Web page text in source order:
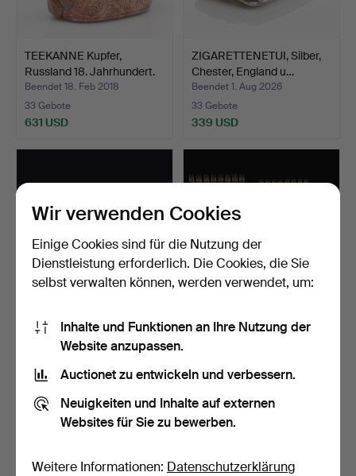
TEEKANNE Kupfer,
Russland 18. Jahrhundert.
Beendet 18. Feb 2018
33 Gebote
631 USD
ZIGARETTENETUI, Silber,
Chester, England u…
Beendet 1. Aug 2026
33 Gebote
339 USD
NEU SILBERBESTECK, 44-
tlg., Ingrid, GAB.
Beendet 21. Jan 2018
32 Gebote
BESTECK, "Nobel", Gunnar
32 Gebote
Wir verwenden Cookies
Einige Cookies sind für die Nutzung der
Dienstleistung erforderlich. Die Cookies, die Sie
selbst verwalten können, werden verwendet, um:
Inhalte und Funktionen an Ihre Nutzung der
Website anzupassen.
Auctionet zu entwickeln und verbessern.
Neuigkeiten und Inhalte auf externen
Websites für Sie zu bewerben.
Weitere Informationen: Datenschutzerklärung